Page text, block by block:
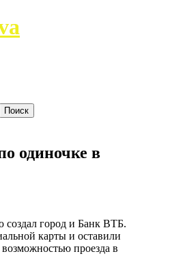
одиночке в
город и Банк ВТБ.
карты и оставили
проезда в